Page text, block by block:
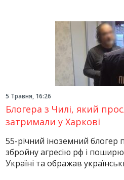
5 Травня, 16:26
Блогера з Чилі, який
затримали у Харкові
55-річний іноземний блогер
збройну агресію рф і
Україні та ображав